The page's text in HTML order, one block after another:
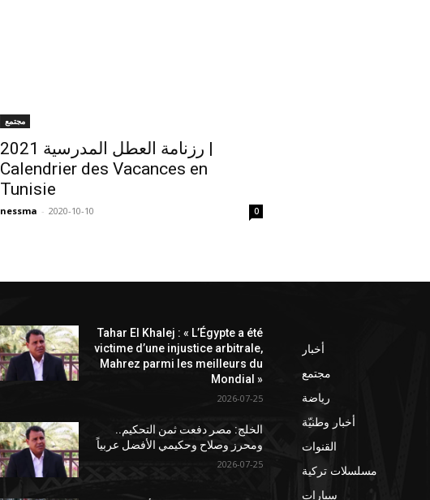
مجتمع
رزنامة العطل المدرسية 2021 |
Calendrier des Vacances en
Tunisie
nessma - 2020-10-10 0
Tahar El Khalej : « L’Égypte a été
victime d’une injustice arbitrale,
Mahrez parmi les meilleurs du
Mondial »
2026-07-25
الخلج: مصر دفعت ثمن التحكيم..
ومحرز وصلاح وحكيمي الأفضل عربياً
2026-07-25
أخبار
مجتمع
رياضة
أخبار وطنيّة
القنوات
مسلسلات تركية
سيارات